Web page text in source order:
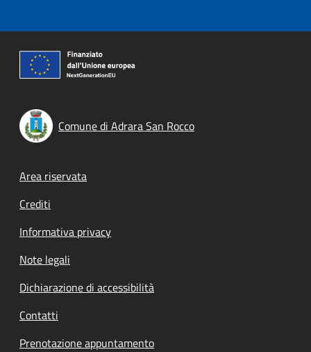
Comune di Adrara San Rocco
Footer menu
Area riservata
Crediti
Informativa privacy
Note legali
Dichiarazione di accessibilità
Contatti
Prenotazione appuntamento